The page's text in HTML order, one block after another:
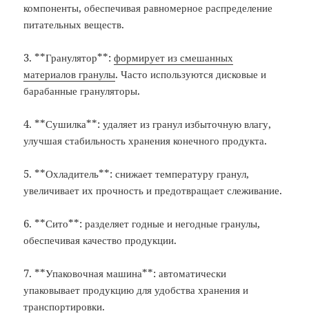
компоненты, обеспечивая равномерное распределение
питательных веществ.
3. **Гранулятор**:формирует из смешанных
материалов гранулы. Часто используются дисковые и
барабанные грануляторы.
4. **Сушилка**: удаляет из гранул избыточную влагу,
улучшая стабильность хранения конечного продукта.
5. **Охладитель**: снижает температуру гранул,
увеличивает их прочность и предотвращает слеживание.
6. **Сито**: разделяет годные и негодные гранулы,
обеспечивая качество продукции.
7. **Упаковочная машина**: автоматически
упаковывает продукцию для удобства хранения и
транспортировки.